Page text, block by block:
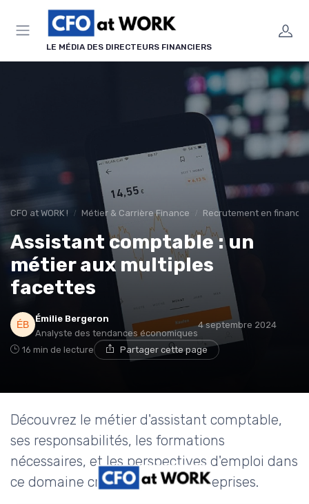
LE MÉDIA DES DIRECTEURS FINANCIERS
CFO at WORK ! Métier & Carrière Finance Recrutement en finance
Assistant comptable : un
métier aux multiples
facettes
Émilie Bergeron
Analyste des tendances économiques
4 septembre 2024
16 min de lecture Partager cette page
Découvrez le métier d'assistant comptable,
ses responsabilités, les formations
nécessaires, et les perspectives d'emploi dans
ce domaine crucial pour les entreprises.
Panneau de gestion des cookies